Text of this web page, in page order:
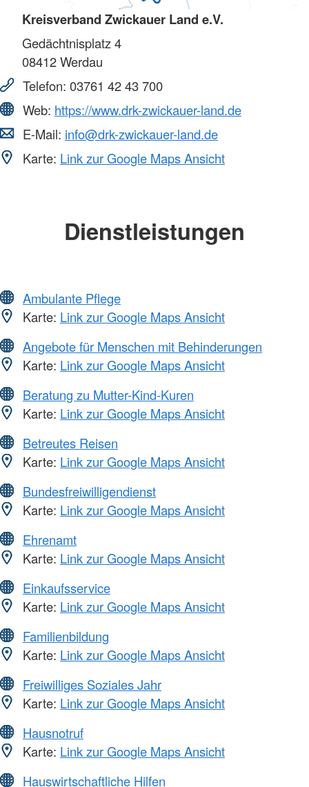
Kreisverband Zwickauer Land e.V.
Gedächtnisplatz 4
08412Werdau
Telefon: 03761 42 43 700
Web: https://www.drk-zwickauer-land.de
E-Mail: info@drk-zwickauer-land.de
Karte: Link zur Google Maps Ansicht
Dienstleistungen
Ambulante Pflege
Karte: Link zur Google Maps Ansicht
Angebote für Menschen mit Behinderungen
Karte: Link zur Google Maps Ansicht
Beratung zu Mutter-Kind-Kuren
Karte: Link zur Google Maps Ansicht
Betreutes Reisen
Karte: Link zur Google Maps Ansicht
Bundesfreiwilligendienst
Karte: Link zur Google Maps Ansicht
Ehrenamt
Karte: Link zur Google Maps Ansicht
Einkaufsservice
Karte: Link zur Google Maps Ansicht
Familienbildung
Karte: Link zur Google Maps Ansicht
Freiwilliges Soziales Jahr
Karte: Link zur Google Maps Ansicht
Hausnotruf
Karte: Link zur Google Maps Ansicht
Hauswirtschaftliche Hilfen